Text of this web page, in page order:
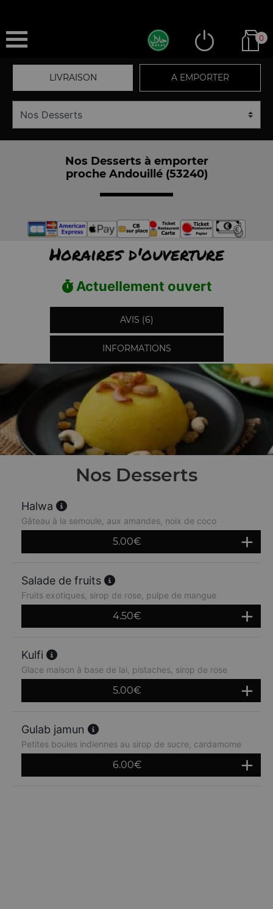
0
LIVRAISON A EMPORTER
Nos Desserts à emporter
proche Andouillé (53240)
Horaires d'ouverture
Actuellement ouvert
AVIS (6)
INFORMATIONS
Nos Desserts
Halwa
Gâteau à la semoule, aux amandes, noix de coco
5.00€
Salade de fruits
Fruits exotiques, sirop de rose, pulpe de mangue
4.50€
Kulfi
Glace maison à base de lai, pistaches, sirop de rose
5.00€
Gulab jamun
Petites boules indiennes au sirop de sucre, cardamome
6.00€